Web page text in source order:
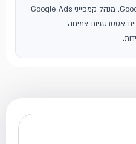
רשמית של Google (Google Partner). מנהל קמפייני Google Ads
אסטרטגיות צמיחה